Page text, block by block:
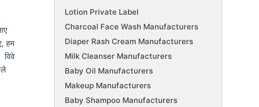
हम
विवे
Lotion Private Label
Charcoal Face Wash Manufacturers
Diaper Rash Cream Manufacturers
Milk Cleanser Manufacturers
Baby Oil Manufacturers
Makeup Manufacturers
Baby Shampoo Manufacturers